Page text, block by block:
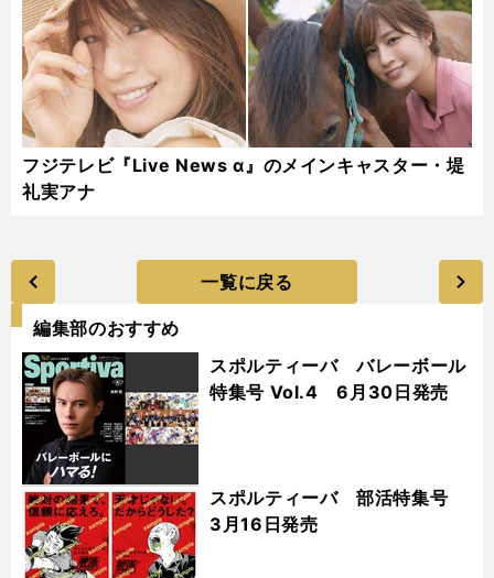
フジテレビ『Live News α』のメインキャスター・堤
礼実アナ
一覧に戻る
編集部のおすすめ
スポルティーバ バレーボール
特集号 Vol.4 6月30日発売
スポルティーバ 部活特集号
3月16日発売